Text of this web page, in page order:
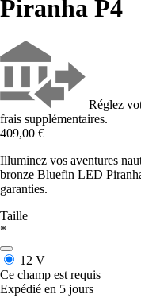
Piranha P4
Réglez
frais supplémentaires.
409,00 €
Illuminez vos aventures
bronze Bluefin LED
garanties.
Taille
*
12 V
Ce champ est requis
Expédié en 5 jours